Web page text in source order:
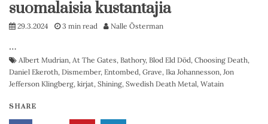
suomalaisia kustantajia
29.3.2024 3 min read Nalle Österman
…
Albert Mudrian, At The Gates, Bathory, Blod Eld Död, Choosing Death,
Daniel Ekeroth, Dismember, Entombed, Grave, Ika Johannesson, Jon
Jefferson Klingberg, kirjat, Shining, Swedish Death Metal, Watain
SHARE